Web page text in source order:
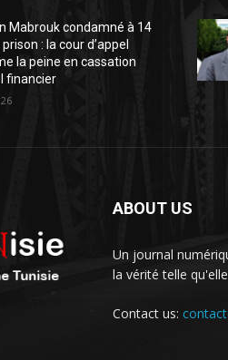
Mabrouk condamné à 14
: la cour d’appel
la peine en cassation
financier
ABOUT US
Un journal
la vérité telle
Contact us: